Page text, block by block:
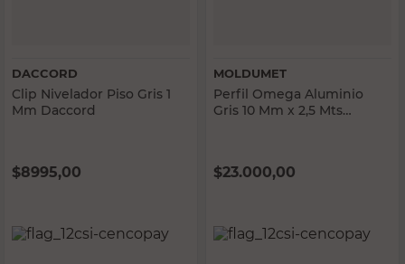
DACCORD
Clip Nivelador Piso Gris 1
Mm Daccord
$8995,00
MOLDUMET
Perfil Omega Aluminio
Gris 10 Mm x 2,5 Mts
$23.000,00